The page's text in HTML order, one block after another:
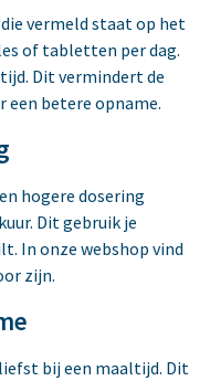
vermeld staat op het
of tabletten per dag.
Dit vermindert de
een betere opname.
hogere dosering
Dit gebruik je
In onze webshop vind
zijn.
bij een maaltijd. Dit